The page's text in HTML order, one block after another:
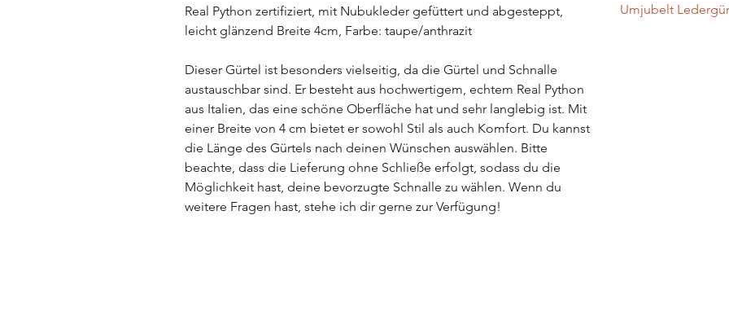
Real Python zertifiziert, mit Nubukleder gefüttert und abgesteppt,
leicht glänzend Breite 4cm, Farbe: taupe/anthrazit
Dieser Gürtel ist besonders vielseitig, da die Gürtel und Schnalle
austauschbar sind. Er besteht aus hochwertigem, echtem Real Python
aus Italien, das eine schöne Oberfläche hat und sehr langlebig ist. Mit
einer Breite von 4 cm bietet er sowohl Stil als auch Komfort. Du kannst
die Länge des Gürtels nach deinen Wünschen auswählen. Bitte
beachte, dass die Lieferung ohne Schließe erfolgt, sodass du die
Möglichkeit hast, deine bevorzugte Schnalle zu wählen. Wenn du
weitere Fragen hast, stehe ich dir gerne zur Verfügung!
Umjubelt